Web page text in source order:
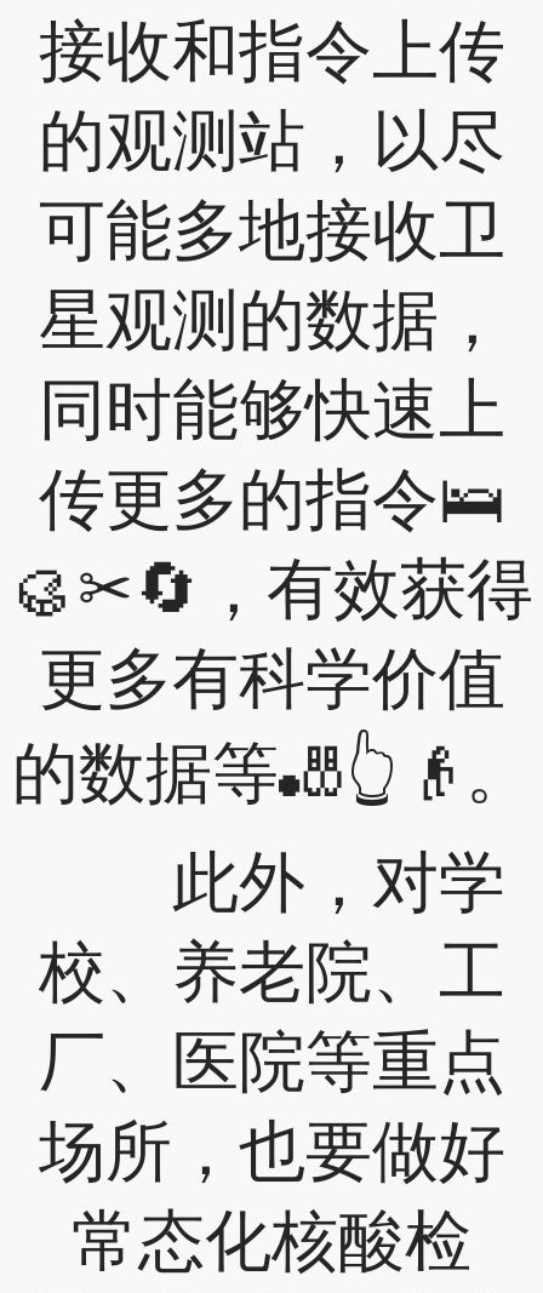
接收和指令上传
的观测站，以尽
可能多地接收卫
星观测的数据，
同时能够快速上
传更多的指令🛌
🥮✂🔄，有效获得
更多有科学价值
的数据等🎳👆👴。
此外，对学
校、养老院、工
厂、医院等重点
场所，也要做好
常态化核酸检